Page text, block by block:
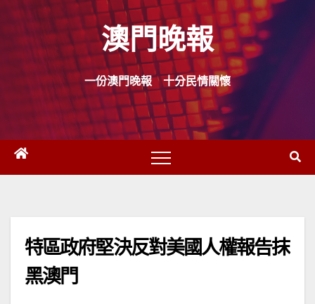
Skip
content
澳門晚報
一份澳門晚報 十分民情關懷
特區政府堅決反對美國人權報告抹
黑澳門